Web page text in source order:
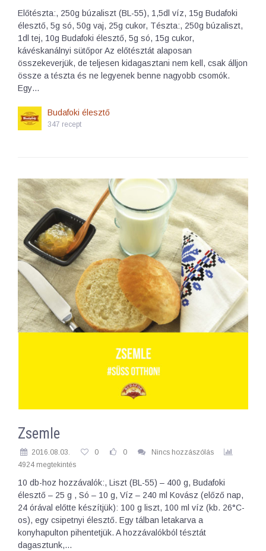
Előtészta:, 250g búzaliszt (BL-55), 1,5dl víz, 15g Budafoki
élesztő, 5g só, 50g vaj, 25g cukor, Tészta:, 250g búzaliszt,
1dl tej, 10g Budafoki élesztő, 5g só, 15g cukor,
kávéskanálnyi sütőpor Az előtésztát alaposan
összekeverjük, de teljesen kidagasztani nem kell, csak álljon
össze a tészta és ne legyenek benne nagyobb csomók.
Egy…
Budafoki élesztő
347 recept
Zsemle
2016.08.03. 0 0
Nincs hozzászólás
4924 megtekintés
10 db-hoz hozzávalók:, Liszt (BL-55) – 400 g, Budafoki
élesztő – 25 g , Só – 10 g, Víz – 240 ml Kovász (előző nap,
24 órával előtte készítjük): 100 g liszt, 100 ml víz (kb. 26°C-
os), egy csipetnyi élesztő. Egy tálban letakarva a
konyhapulton pihentetjük. A hozzávalókból tésztát
dagasztunk,…